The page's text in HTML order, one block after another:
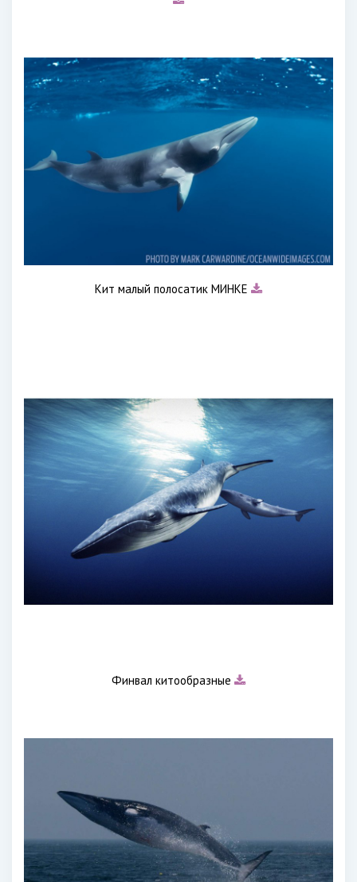
Кит малый полосатик МИНКЕ
Финвал китообразные